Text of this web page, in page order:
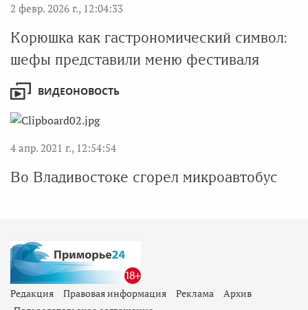
2 февр. 2026 г., 12:04:33
Корюшка как гастрономический символ:
шефы представили меню фестиваля
ВИДЕОНОВОСТЬ
4 апр. 2021 г., 12:54:54
Во Владивостоке сгорел микроавтобус
Редакция Правовая информация Реклама
Архив